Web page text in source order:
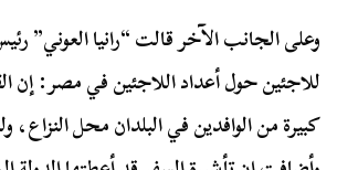
وعلى الجانب الآخر قالت “رانيا العوني”
للاجئين حول أعداد اللاجئين في مصر: إن
كبيرة من الوافدين في البلدان محل النزاع،